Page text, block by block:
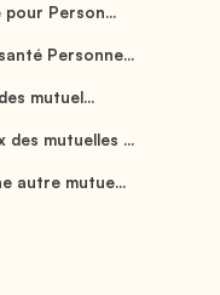
pour Person...
Personne...
mutuel...
des mutuelles ...
autre mutue...